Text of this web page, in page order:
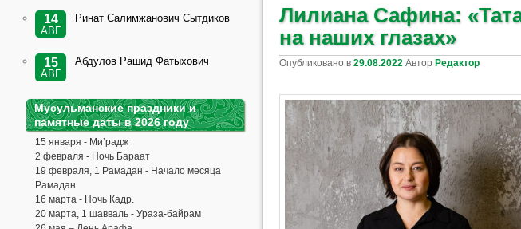
Лилиана Сафина:
на наших глазах»
Опубликовано в29.08.2022 АвторРедактор
14
АВГ
Ринат Салимжанович Сытдиков
15
АВГ
Абдулов Рашид Фатыхович
Мусульманские праздники и
памятные даты в 2026 году
15 января - Ми’радж
2 февраля - Ночь Бараат
19 февраля, 1 Рамадан - Начало месяца
Рамадан
16 марта - Ночь Кадр.
20 марта, 1 шавваль - Ураза-байрам